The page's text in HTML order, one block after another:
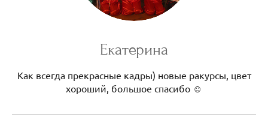
Екатерина
Как всегда прекрасные кадры) новые ракурсы, цвет
хороший, большое спасибо ☺️